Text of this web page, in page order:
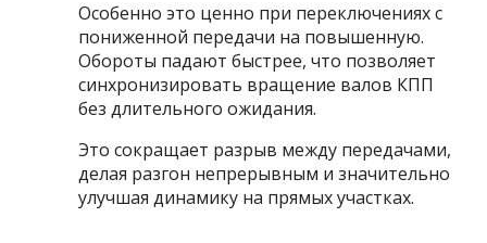
Особенно это ценно при переключениях с
пониженной передачи на повышенную.
Обороты падают быстрее, что позволяет
синхронизировать вращение валов КПП
без длительного ожидания.
Это сокращает разрыв между передачами,
делая разгон непрерывным и значительно
улучшая динамику на прямых участках.